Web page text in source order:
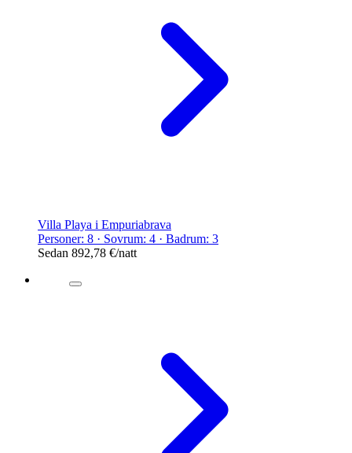
Villa Playa i Empuriabrava
Personer: 8 · Sovrum: 4 · Badrum: 3
Sedan 892,78 €/natt